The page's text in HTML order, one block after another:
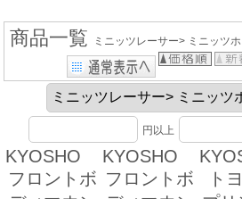
商品一覧 ミニッツレーサー> ミニッツ
円以上
KYOSHO
フロントボ
KYOSHO
フロントボ
ト